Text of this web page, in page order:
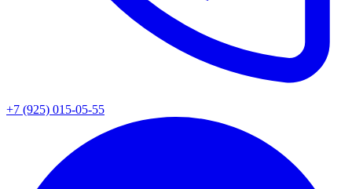
+7 (925) 015-05-55